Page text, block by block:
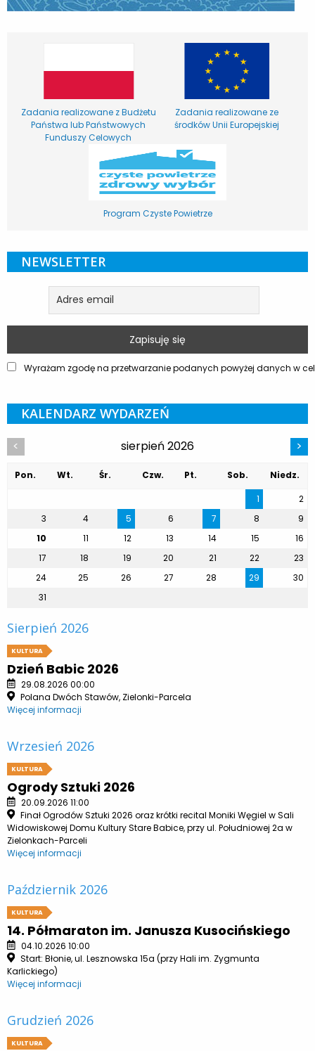
Zadania realizowane z Budżetu
Państwa lub Państwowych
Funduszy Celowych
Zadania realizowane ze
środków Unii Europejskiej
Program Czyste Powietrze
NEWSLETTER
Wyrażam zgodę na przetwarzanie podanych powyżej danych w
KALENDARZ WYDARZEŃ
< sierpień 2026 >
Pon. Wt. Śr. Czw. Pt. Sob.
Niedz.
1
2
3
4 5 6 7 8
9
10
11 12 13 14 15
16
17
18 19 20 21 22
23
24
25 26 27 28 29
30
31
Sierpień 2026
KULTURA
Dzień Babic 2026
29.08.2026 00:00
Polana Dwóch Stawów, Zielonki-Parcela
Więcej informacji
Wrzesień 2026
KULTURA
Ogrody Sztuki 2026
20.09.2026 11:00
Finał Ogrodów Sztuki 2026 oraz krótki recital Moniki Węgiel w Sali
Widowiskowej Domu Kultury Stare Babice, przy ul. Południowej 2a w
Zielonkach-Parceli
Więcej informacji
Październik 2026
KULTURA
14. Półmaraton im. Janusza Kusocińskiego
04.10.2026 10:00
Start: Błonie, ul. Lesznowska 15a (przy Hali im. Zygmunta
Karlickiego)
Więcej informacji
Grudzień 2026
KULTURA